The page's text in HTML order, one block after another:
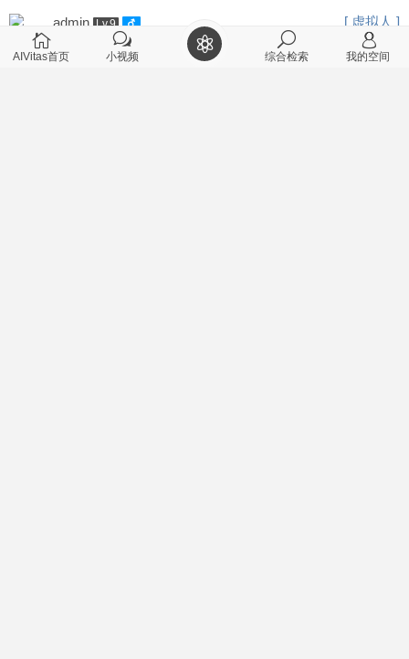
admin Lv.9 [ 虚拟人 ]
2026-2-22 11:28
AIVitas首页 小视频 综合检索 我的空间